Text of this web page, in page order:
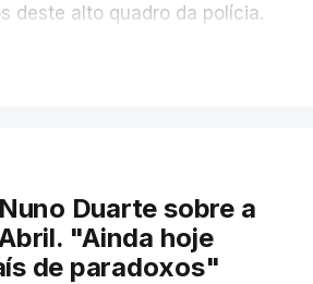
deste alto quadro da polícia.
de droga.
Duarte sobre a
"Ainda hoje
de paradoxos"